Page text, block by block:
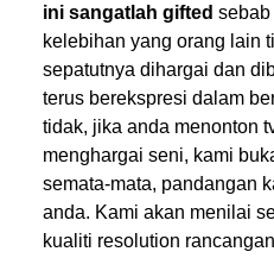
ini sangatlah gifted
kelebihan yang orang lain
sepatutnya dihargai dan
terus berekspresi dalam
tidak, jika anda menonton
menghargai seni, kami
semata-mata, pandangan
anda. Kami akan menilai
kualiti resolution